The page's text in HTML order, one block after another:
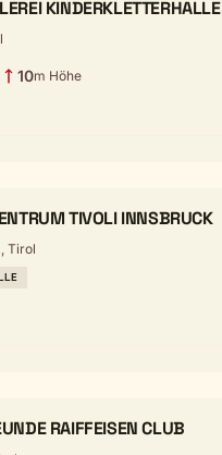
KINDERKLETTERHALLE
10m Höhe
TIVOLI INNSBRUCK
Tirol
RAIFFEISEN CLUB